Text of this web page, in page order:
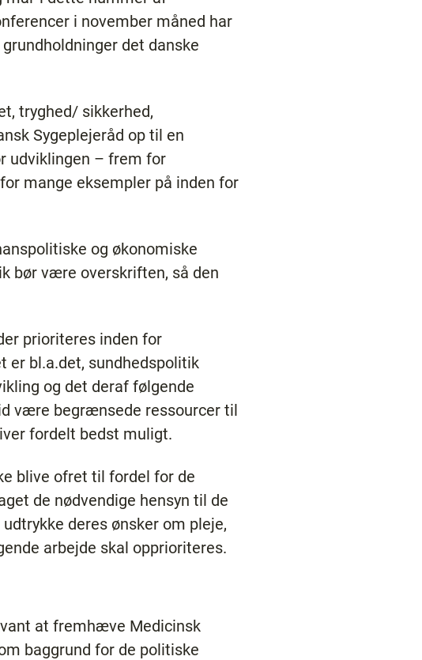
i november måned har
det danske
tryghed/ sikkerhed,
Sygeplejeråd op til en
udviklingen – frem for
mange eksempler på inden for
og økonomiske
bør være overskriften, så den
prioriteres inden for
er bl.a.det, sundhedspolitik
og det deraf følgende
være begrænsede ressourcer til
fordelt bedst muligt.
blive ofret til fordel for de
de nødvendige hensyn til de
deres ønsker om pleje,
arbejde skal opprioriteres.
at fremhæve Medicinsk
baggrund for de politiske